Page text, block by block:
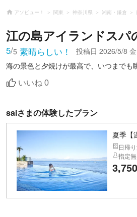
アソビュー！ 関東 神奈川県 湘南・鎌倉
江の島アイランドスパ
5/5 素晴らしい！ 投稿日 2026/5/8 金
海の景色と夕焼けが最高で、いつまでも
いいね 0
saiさまの体験したプラン
夏季【
日帰
指定
3,750